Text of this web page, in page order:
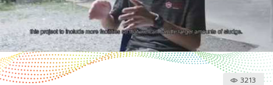
3213